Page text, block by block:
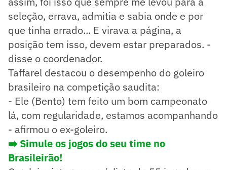
seleção, errava, admitia e sabia onde e por
que tinha errado... E virava a página, a
posição tem isso, devem estar preparados. -
disse o coordenador.
Taffarel destacou o desempenho do goleiro
brasileiro na competição saudita:
- Ele (Bento) tem feito um bom campeonato
lá, com regularidade, estamos acompanhando
- afirmou o ex-goleiro.
➡️ Simule os jogos do seu time no
Brasileirão!